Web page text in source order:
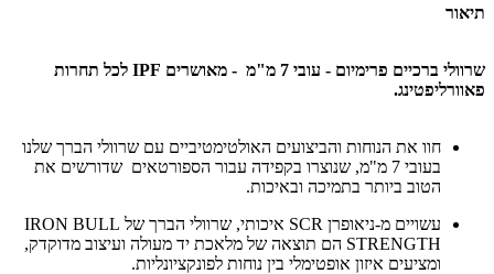
תיאור
שרוולי ברכיים פרימיום - עובי 7 מ"מ -
מאושרים IPF לכל תחרות
פאוורליפטינג.
חוו את הנוחות והביצועים האולטימטיביים עם שרוולי הברך שלנו
בעובי 7 מ"מ, שנוצרו בקפידה עבור הספורטאים שדורשים את
הטוב ביותר בתמיכה ובאיכות.
עשויים מ-ניאופרן SCR איכותי, שרוולי הברך של IRON BULL
STRENGTH הם תוצאה של מלאכת יד מעולה ועיצוב מדוקדק,
ומציעים איזון אופטימלי בין נוחות לפונקציונליות.